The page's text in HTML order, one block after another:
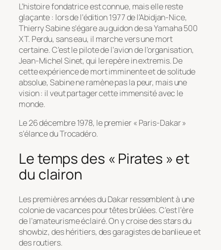
L’histoire fondatrice est connue, mais elle reste
glaçante : lors de l’édition 1977 de l’Abidjan-Nice,
Thierry Sabine s’égare au guidon de sa Yamaha 500
XT. Perdu, sans eau, il marche vers une mort
certaine. C’est le pilote de l’avion de l’organisation,
Jean-Michel Sinet, qui le repèrein extremis. De
cette expérience de mort imminente et de solitude
absolue, Sabine ne ramène pas la peur, mais une
vision : il veut partager cette immensité avec le
monde.
Le 26 décembre 1978, le premier « Paris-Dakar »
s’élance du Trocadéro.
Le temps des « Pirates » et
du clairon
Les premières années du Dakar ressemblent à une
colonie de vacances pour têtes brûlées. C’est l’ère
de l’amateurisme éclairé. On y croise des stars du
showbiz, des héritiers, des garagistes de banlieue et
des routiers.